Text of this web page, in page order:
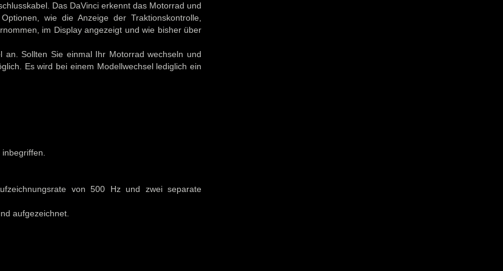
Das DaVinci erkennt das Motorrad und
wie die Anzeige der Traktionskontrolle,
im Display angezeigt und wie bisher über
Sollten Sie einmal Ihr Motorrad wechseln und
Es wird bei einem Modellwechsel lediglich ein
von 500 Hz und zwei separate
aufgezeichnet.